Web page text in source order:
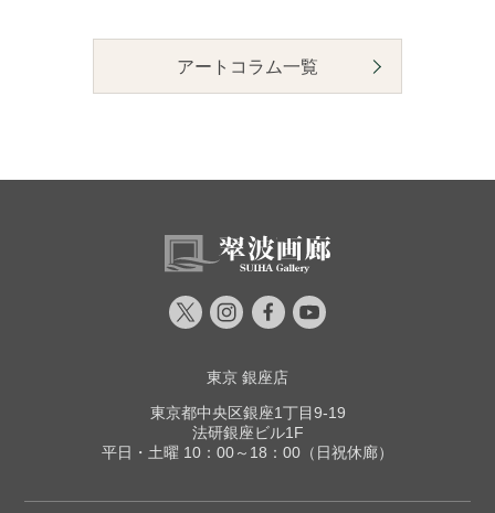
アートコラム一覧
東京 銀座店
東京都中央区銀座1丁目9-19
法研銀座ビル1F
平日・土曜 10：00～18：00（日祝休廊）